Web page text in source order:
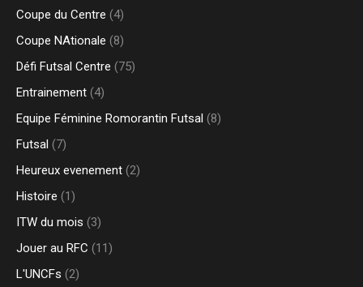
Coupe du Centre (4)
Coupe NAtionale (8)
Défi Futsal Centre (75)
Entrainement (4)
Equipe Féminine Romorantin Futsal (8)
Futsal (7)
Heureux evenement (2)
Histoire (1)
ITW du mois (3)
Jouer au RFC (11)
L'UNCFs (2)